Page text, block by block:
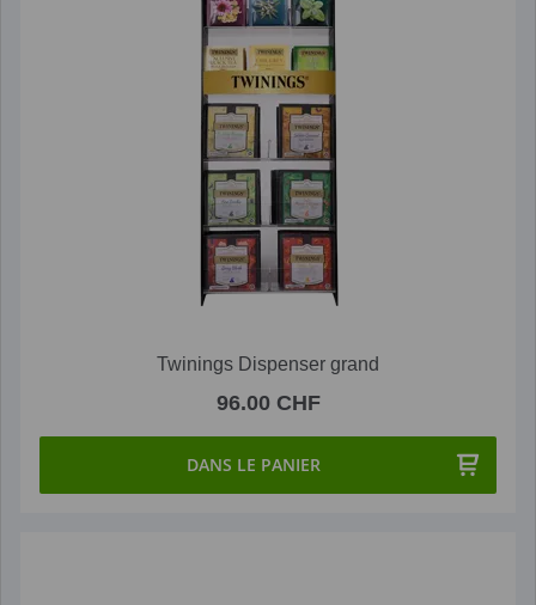
Twinings Dispenser grand
96.00 CHF
DANS LE PANIER